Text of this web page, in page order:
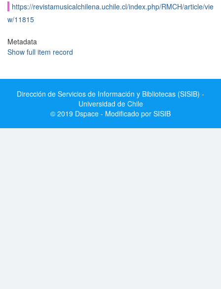
https://revistamusicalchilena.uchile.cl/index.php/RMCH/article/vie
w/11815
Metadata
Show full item record
Dirección de Servicios de Información y Bibliotecas (SISIB) -
Universidad de Chile
© 2019 Dspace - Modificado por SISIB